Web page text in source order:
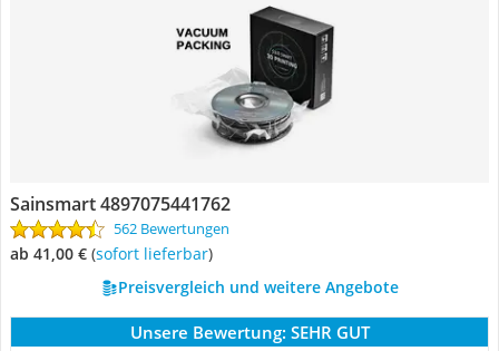
Sainsmart 4897075441762
562 Bewertungen
ab 41,00 € ( Sofort lieferbar)
Preisvergleich und weitere Angebote
Unsere Bewertung: SEHR GUT